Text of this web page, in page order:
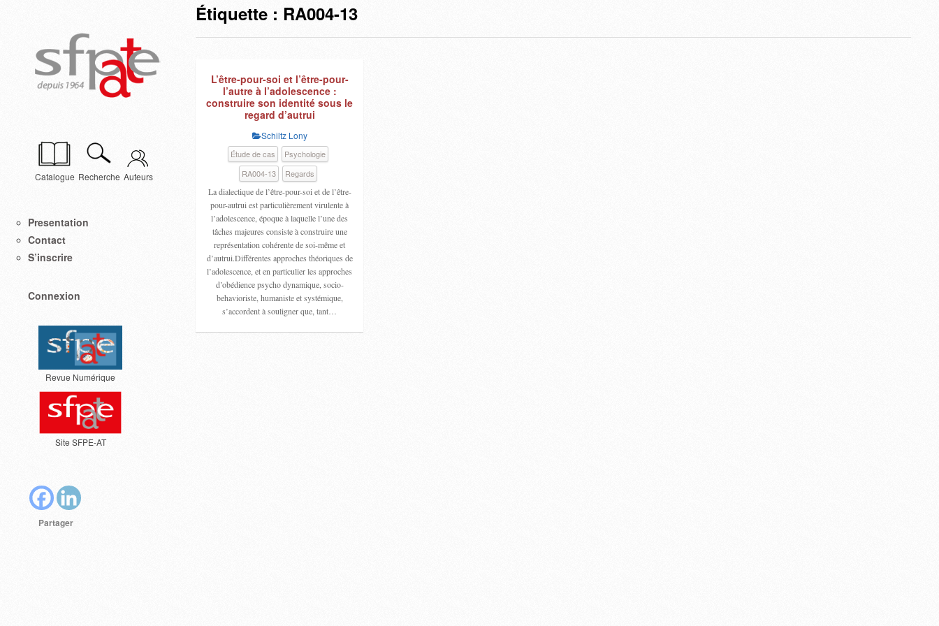
Catalogue Recherche Auteurs
Presentation
Contact
S’inscrire
Connexion
Revue Numérique
Site SFPE-AT
Partager
Étiquette : RA004-13
L’être-pour-soi et l’être-pour-
l’autre à l’adolescence :
construire son identité sous le
regard d’autrui
Schiltz Lony
Étude de cas
Psychologie
RA004-13
Regards
La dialectique de l’être-pour-soi et de l’être-
pour-autrui est particulièrement virulente à
l’adolescence, époque à laquelle l’une des
tâches majeures consiste à construire une
représentation cohérente de soi-même et
d’autrui.Différentes approches théoriques de
l’adolescence, et en particulier les approches
d’obédience psycho dynamique, socio-
behavioriste, humaniste et systémique,
s’accordent à souligner que, tant…